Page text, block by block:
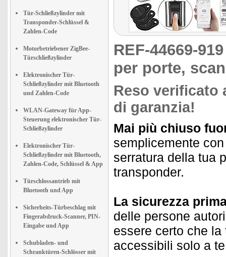
Tür-Schließzylinder mit
Transponder-Schlüssel &
Zahlen-Code
Motorbetriebener ZigBee-
Türschließzylinder
Elektronischer Tür-
Schließzylinder mit Bluetooth
und Zahlen-Code
WLAN-Gateway für App-
Steuerung elektronischer Tür-
Schließzylinder
Elektronischer Tür-
Schließzylinder mit Bluetooth,
Zahlen-Code, Schlüssel & App
Türschlossantrieb mit
Bluetooth und App
Sicherheits-Türbeschlag mit
Fingerabdruck-Scanner, PIN-
Eingabe und App
Schubladen- und
Schranktüren-Schlösser mit
REF-44669-
per porte,
Reso verificato
di garanzia!
Mai più chiuso
semplicemente
serratura della tua
transponder.
La sicurezza
delle persone
essere certo che
accessibili solo a